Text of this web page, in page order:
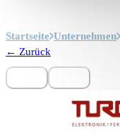
Startseite Unternehmen
← Zurück